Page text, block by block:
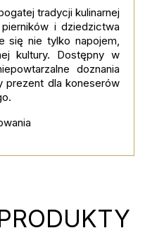
tradycji kulinarnej
i dziedzictwa
się nie tylko napojem,
kultury. Dostępny w
doznania
prezent dla koneserów